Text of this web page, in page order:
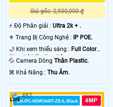
Giá gốc: 2,930,000 ₫
️⚡ Độ Phân giải :Ultra 2k + .
⚜️ Trang Bị Công Nghệ : IP POE.
🌙 Khi xem thiếu sáng : Full Color
50m Có Màu Ban Ðêm.
💦 Camera DòngThân Plastic.
️⌘ Khả Năng :Thu Âm.
457